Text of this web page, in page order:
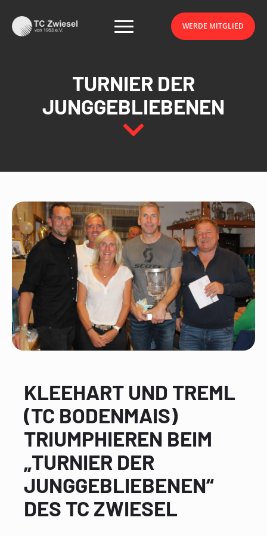
WERDE MITGLIED
WERDE MITGLIED
TURNIER DER
JUNGGEBLIEBENEN
KLEEHART UND TREML
(TC BODENMAIS)
TRIUMPHIEREN BEIM
„TURNIER DER
JUNGGEBLIEBENEN“
DES TC ZWIESEL